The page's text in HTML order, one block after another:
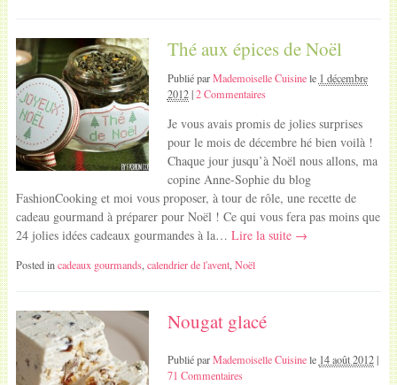
Thé aux épices de Noël
Publié parMademoiselle Cuisinele 1 décembre
2012|2 Commentaires
Je vous avais promis de jolies surprises
pour le mois de décembre hé bien voilà !
Chaque jour jusqu’à Noël nous allons, ma
copine Anne-Sophie du blog
FashionCooking et moi vous proposer, à tour de rôle, une recette de
cadeau gourmand à préparer pour Noël ! Ce qui vous fera pas moins que
24 jolies idées cadeaux gourmandes à la… Lire la suite →
Posted incadeaux gourmands, calendrier de l'avent, Noël
Nougat glacé
Publié parMademoiselle Cuisinele 14 août 2012|
71 Commentaires